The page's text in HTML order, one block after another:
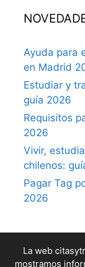
Ayuda para
en Madrid
Estudiar y
guía 2026
Requisitos
2026
Vivir,
chilenos:
Pagar Tag
2026
La web
mostramos